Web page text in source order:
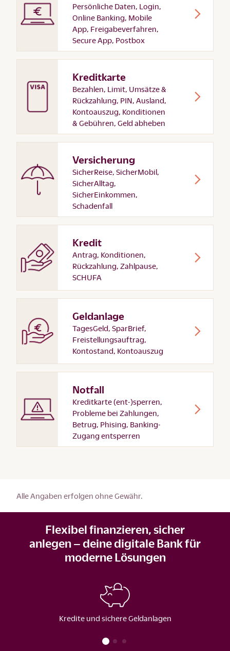
Persönliche Daten, Login,
Online Banking, Mobile
App, Freigabeverfahren,
Secure App, Postbox
Kreditkarte
Bezahlen, Limit, Umsätze &
Rückzahlung, PIN, Ausland,
Kontoauszug, Konditionen
& Gebühren, Geld abheben
Versicherung
SicherReise, SicherMobil,
SicherAlltag,
SicherEinkommen,
Schadenfall
Kredit
Antrag, Konditionen,
Rückzahlung, Zahlpause,
SCHUFA
Geldanlage
TagesGeld, SparBrief,
Freistellungsauftrag,
Kontostand, Kontoauszug
Notfall
Kreditkarte (ent-)sperren,
Probleme bei Zahlungen,
Betrug, Phising, Banking-
Zugang entsperren
Alle Angaben erfolgen ohne Gewähr.
Flexibel finanzieren, sicher
anlegen – deine digitale Bank für
moderne Lösungen
Kredite und sichere Geldanlagen